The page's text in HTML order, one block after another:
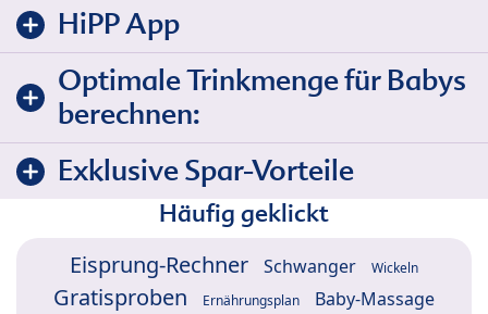
HiPP App
Optimale Trinkmenge für Babys
berechnen:
Exklusive Spar-Vorteile
Häufig geklickt
Eisprung-Rechner Schwanger Wickeln
Gratisproben Ernährungsplan Baby-Massage